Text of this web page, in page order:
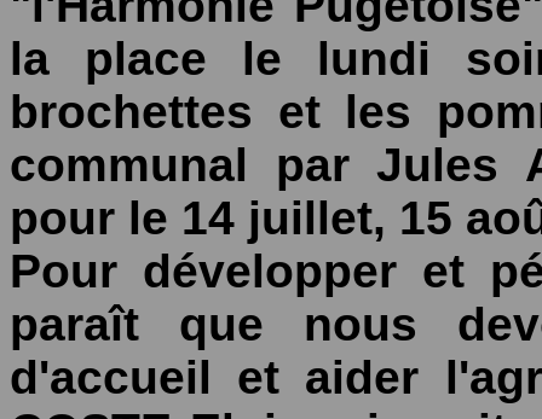
la place le lundi
brochettes et les
communal par Jules
pour le 14 juillet, 15
Pour développer et
paraît que nous
d'accueil et aider